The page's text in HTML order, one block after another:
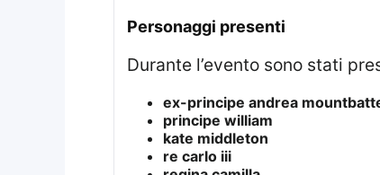
personaggi presenti
Durante l’evento sono stati
ex-principe andrea
principe william
kate middleton
re carlo iii